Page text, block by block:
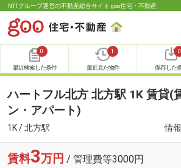
NTTグループ運営の不動産総合サイト goo住宅・不動産
0
最近検索した条件
1
最近見た物件
0
保存した
ハートフル北方 北方駅 1K 賃貸(
ン・アパート)
1K / 北方駅 情
賃料3万円 / 管理費等3000円